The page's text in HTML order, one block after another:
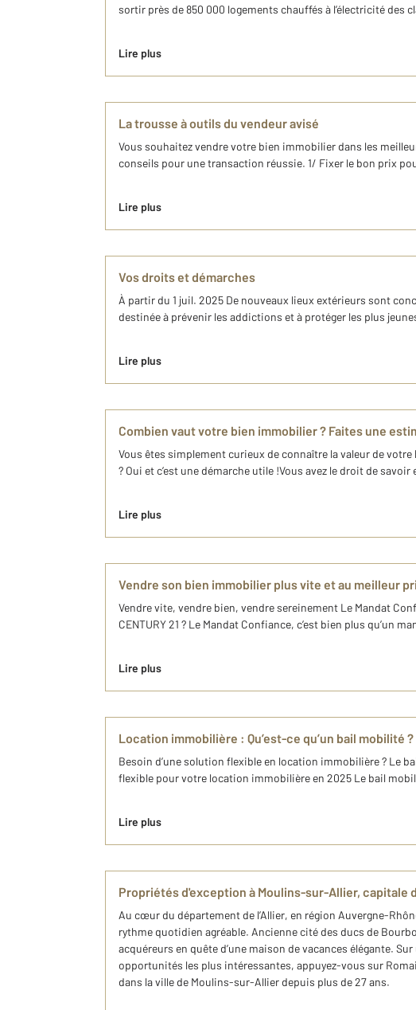
sortir près de 850 000 logements chauffés à l’électricité des
Lire plus
La trousse à outils du vendeur avisé
Vous souhaitez vendre votre bien immobilier dans les
conseils pour une transaction réussie. 1/ Fixer le bon prix
Lire plus
Vos droits et démarches
À partir du 1 juil. 2025 De nouveaux lieux extérieurs sont
destinée à prévenir les addictions et à protéger les plus
Lire plus
Combien vaut votre bien immobilier ? Faites une
Vous êtes simplement curieux de connaître la valeur de
? Oui et c’est une démarche utile !Vous avez le droit de
Lire plus
Vendre son bien immobilier plus vite et au meilleur
Vendre vite, vendre bien, vendre sereinement Le Mandat
CENTURY 21 ? Le Mandat Confiance, c’est bien plus qu’un
Lire plus
Location immobilière : Qu’est-ce qu’un bail mobilité ?
Besoin d’une solution flexible en location immobilière ? Le
flexible pour votre location immobilière en 2025 Le bail
Lire plus
Propriétés d'exception à Moulins-sur-Allier,
Au cœur du département de l’Allier, en région Auvergne-
rythme quotidien agréable. Ancienne cité des ducs de
acquéreurs en quête d’une maison de vacances élégante.
opportunités les plus intéressantes, appuyez-vous sur
dans la ville de Moulins-sur-Allier depuis plus de 27 ans.